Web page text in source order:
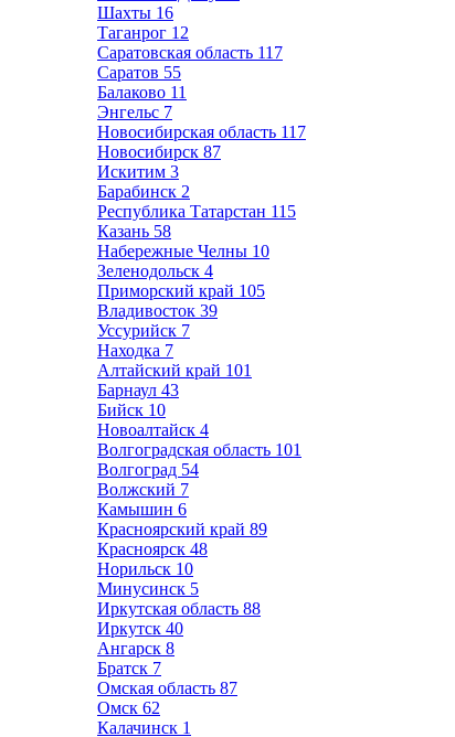
Шахты 16
Таганрог 12
Саратовская область 117
Саратов 55
Балаково 11
Энгельс 7
Новосибирская область 117
Новосибирск 87
Искитим 3
Барабинск 2
Республика Татарстан 115
Казань 58
Набережные Челны 10
Зеленодольск 4
Приморский край 105
Владивосток 39
Уссурийск 7
Находка 7
Алтайский край 101
Барнаул 43
Бийск 10
Новоалтайск 4
Волгоградская область 101
Волгоград 54
Волжский 7
Камышин 6
Красноярский край 89
Красноярск 48
Норильск 10
Минусинск 5
Иркутская область 88
Иркутск 40
Ангарск 8
Братск 7
Омская область 87
Омск 62
Калачинск 1